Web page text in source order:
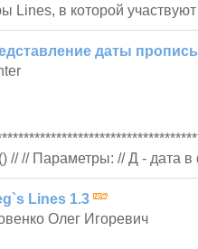
Lines, в которой
даты
// // Параметры: // Д - дата
Lines 1.3
Олег Игоревич